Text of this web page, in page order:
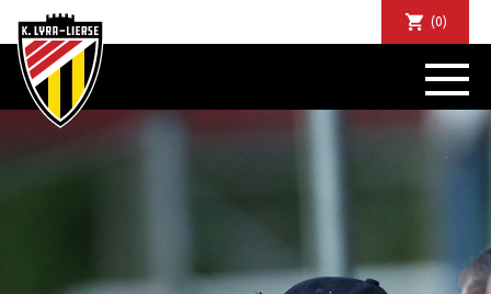
(0)
NIEUWS
DE CLUB
SPORTIEF
COMMUNITY